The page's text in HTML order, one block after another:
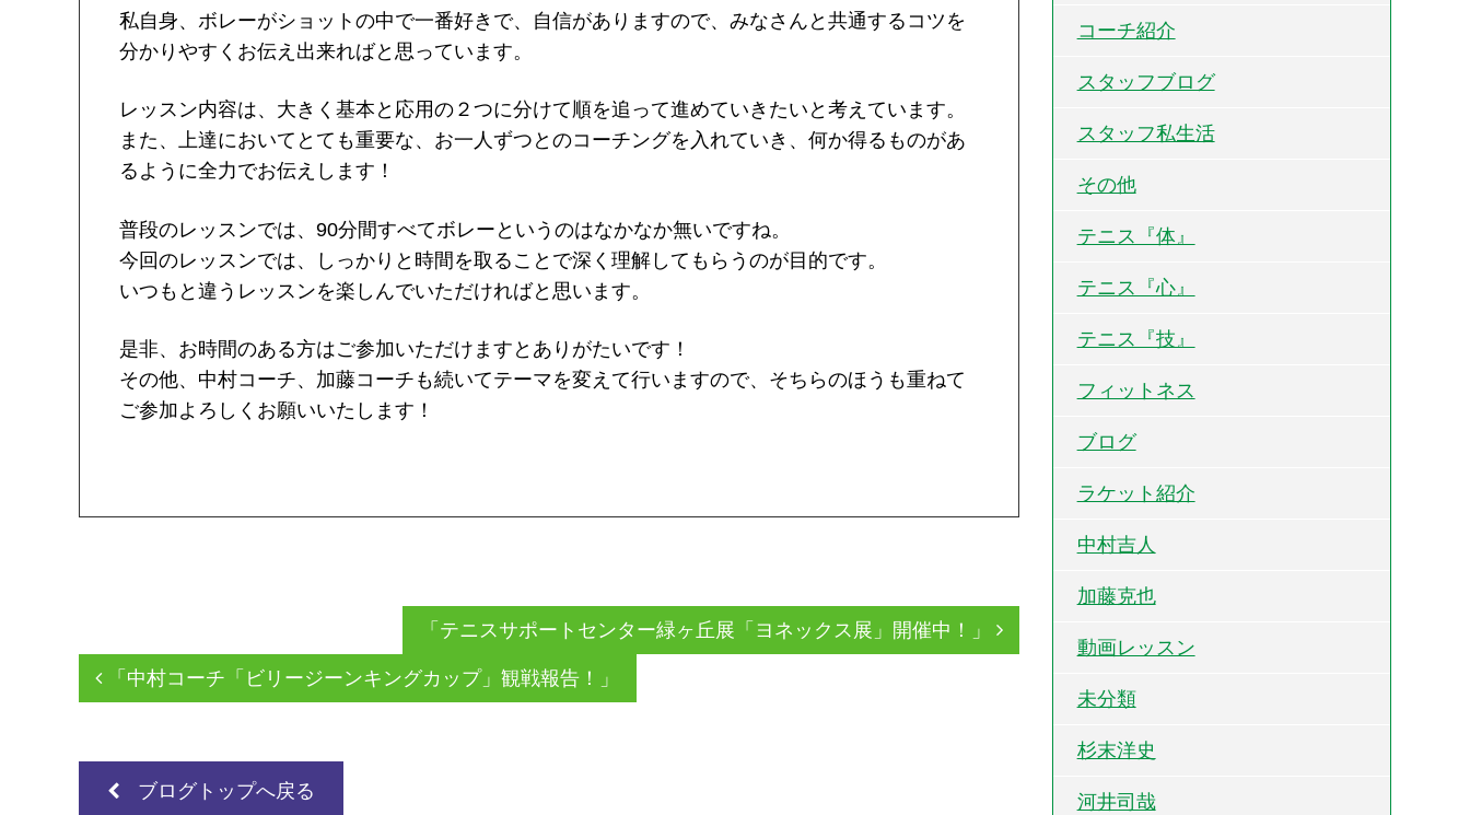
私自身、ボレーがショットの中で一番好きで、自信がありますので、みなさんと共通するコツを
分かりやすくお伝え出来ればと思っています。
レッスン内容は、大きく基本と応用の２つに分けて順を追って進めていきたいと考えています。
また、上達においてとても重要な、お一人ずつとのコーチングを入れていき、何か得るものがあ
るように全力でお伝えします！
普段のレッスンでは、90分間すべてボレーというのはなかなか無いですね。
今回のレッスンでは、しっかりと時間を取ることで深く理解してもらうのが目的です。
いつもと違うレッスンを楽しんでいただければと思います。
是非、お時間のある方はご参加いただけますとありがたいです！
その他、中村コーチ、加藤コーチも続いてテーマを変えて行いますので、そちらのほうも重ねて
ご参加よろしくお願いいたします！
「テニスサポートセンター緑ヶ丘展「ヨネックス展」開催中！」
「中村コーチ「ビリージーンキングカップ」観戦報告！」
ブログトップへ戻る
コーチ紹介
スタッフブログ
スタッフ私生活
その他
テニス『体』
テニス『心』
テニス『技』
フィットネス
ブログ
ラケット紹介
中村吉人
加藤克也
動画レッスン
未分類
杉末洋史
河井司哉